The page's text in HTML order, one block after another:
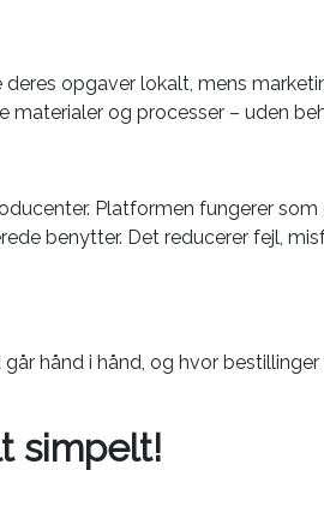
opgaver lokalt, mens
og processer – uden
Platformen fungerer som
benytter. Det reducerer fejl,
hånd i hånd, og hvor
simpelt!